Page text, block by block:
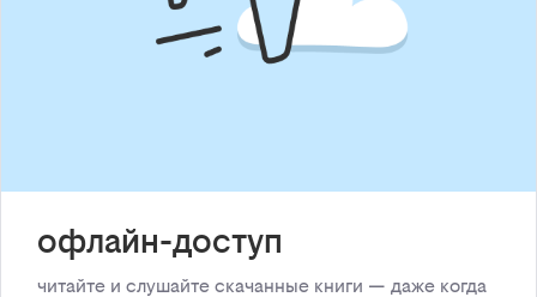
офлайн-доступ
читайте и слушайте скачанные книги — даже когда